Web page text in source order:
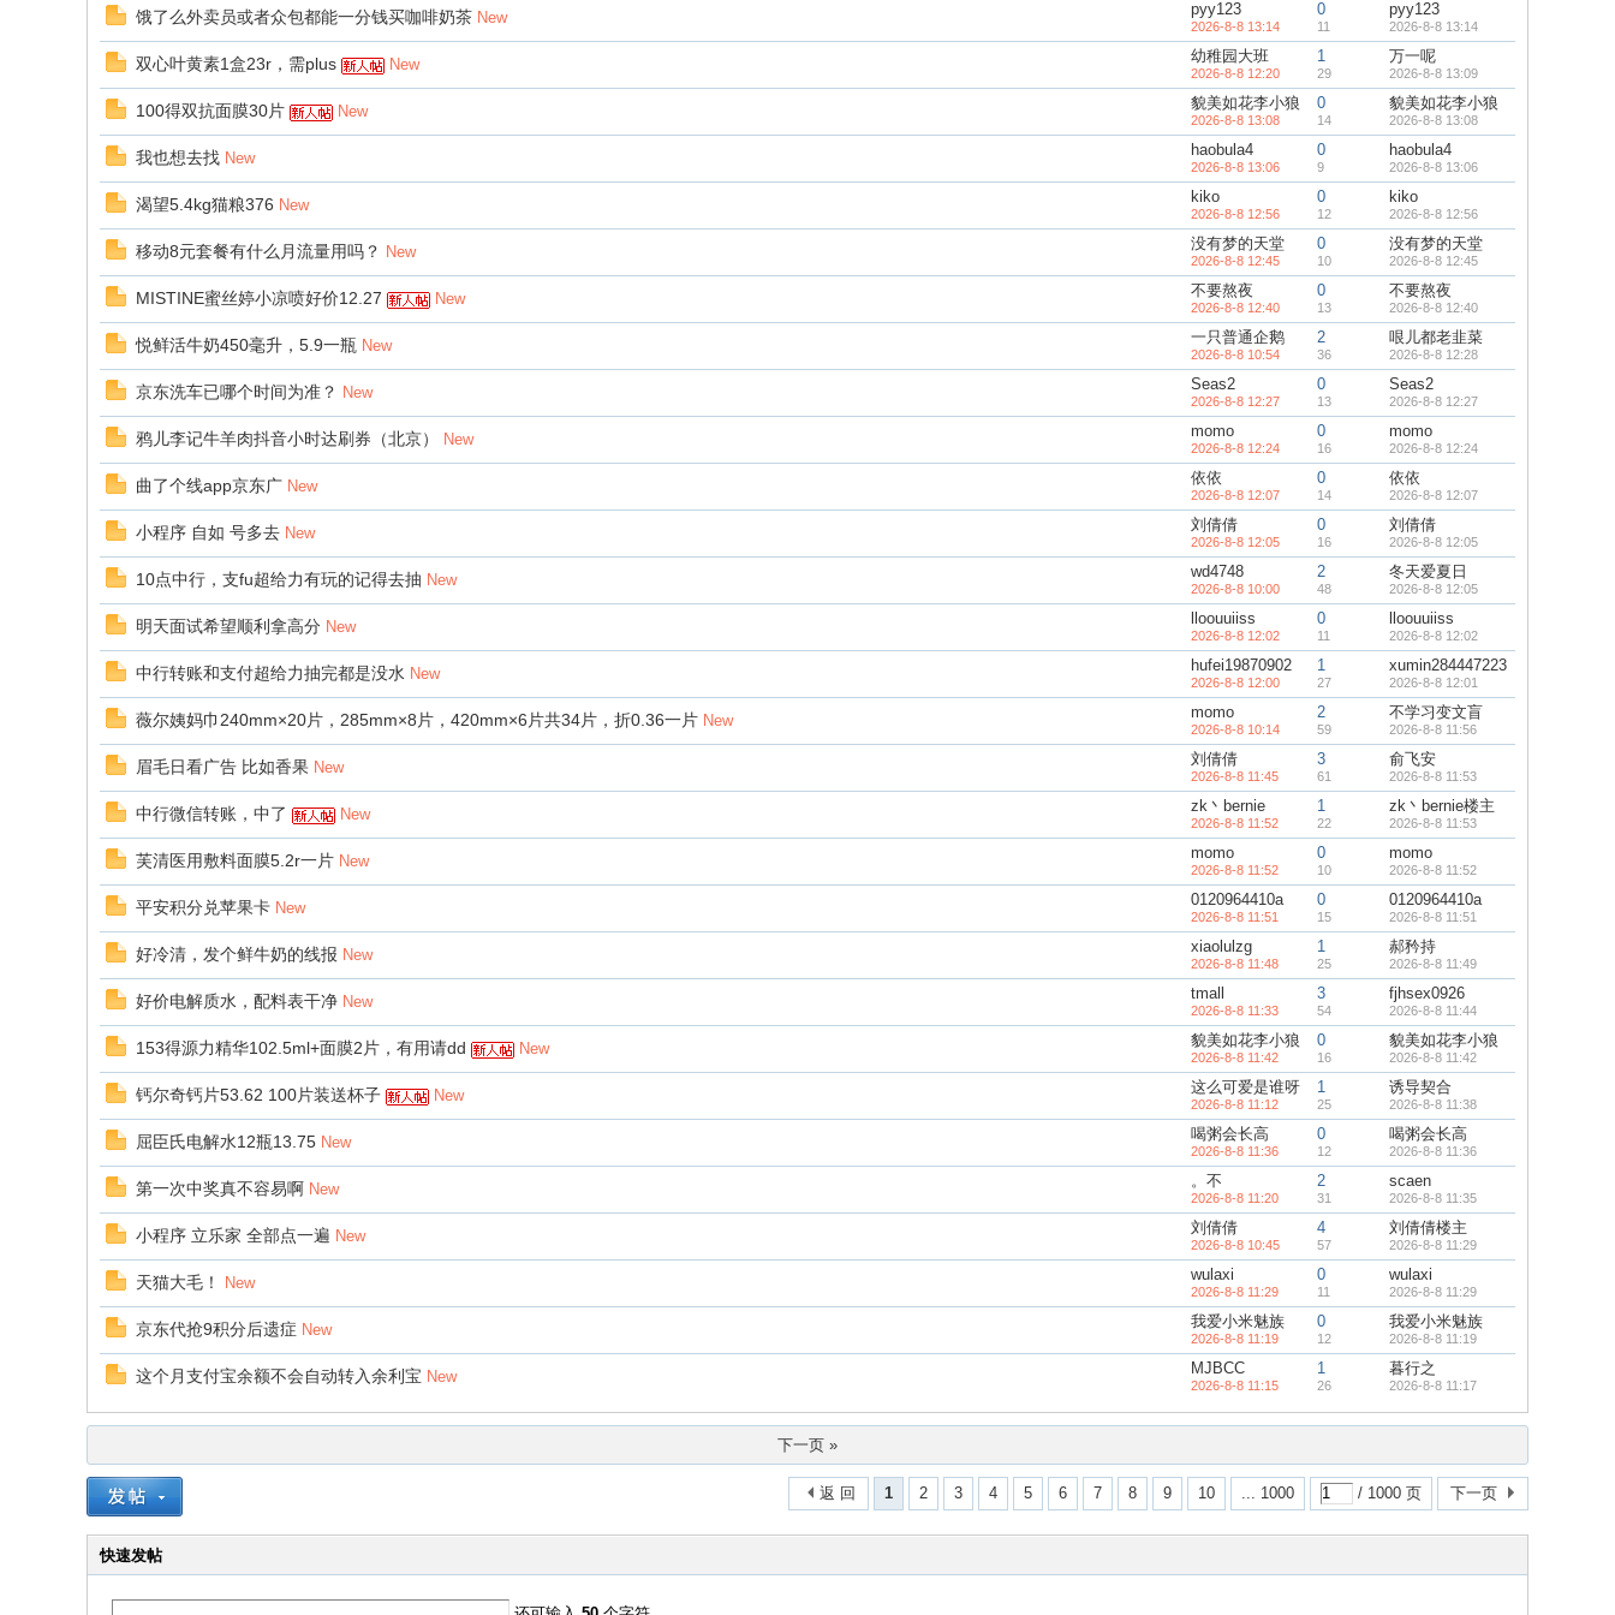
饿了么外卖员或者众包都能一分钱买咖啡奶茶 New pyy123
2026-8-8 13:14
0
11
pyy123
2026-8-8 13:14
双心叶黄素1盒23r，需plus New 幼稚园大班
2026-8-8 12:20
1
29
万一呢
2026-8-8 13:09
100得双抗面膜30片 New 貌美如花李小狼
2026-8-8 13:08
0
14
貌美如花李小狼
2026-8-8 13:08
我也想去找 New haobula4
2026-8-8 13:06
0
9
haobula4
2026-8-8 13:06
渴望5.4kg猫粮376 New kiko
2026-8-8 12:56
0
12
kiko
2026-8-8 12:56
移动8元套餐有什么月流量用吗？ New 没有梦的天堂
2026-8-8 12:45
0
10
没有梦的天堂
2026-8-8 12:45
MISTINE蜜丝婷小凉喷好价12.27 New 不要熬夜
2026-8-8 12:40
0
13
不要熬夜
2026-8-8 12:40
悦鲜活牛奶450毫升，5.9一瓶 New 一只普通企鹅
2026-8-8 10:54
2
36
哏儿都老韭菜
2026-8-8 12:28
京东洗车已哪个时间为准？ New Seas2
2026-8-8 12:27
0
13
Seas2
2026-8-8 12:27
鸦儿李记牛羊肉抖音小时达刷券（北京） New momo
2026-8-8 12:24
0
16
momo
2026-8-8 12:24
曲了个线app京东广 New 依依
2026-8-8 12:07
0
14
依依
2026-8-8 12:07
小程序 自如 号多去 New 刘倩倩
2026-8-8 12:05
0
16
刘倩倩
2026-8-8 12:05
10点中行，支fu超给力有玩的记得去抽 New wd4748
2026-8-8 10:00
2
48
冬天爱夏日
2026-8-8 12:05
明天面试希望顺利拿高分 New lloouuiiss
2026-8-8 12:02
0
11
lloouuiiss
2026-8-8 12:02
中行转账和支付超给力抽完都是没水 New hufei19870902
2026-8-8 12:00
1
27
xumin284447223
2026-8-8 12:01
薇尔姨妈巾240mm×20片，285mm×8片，420mm×6片共34片，折0.36一片 New momo
2026-8-8 10:14
2
59
不学习变文盲
2026-8-8 11:56
眉毛日看广告 比如香果 New 刘倩倩
2026-8-8 11:45
3
61
俞飞安
2026-8-8 11:53
中行微信转账，中了 New zk丶bernie
2026-8-8 11:52
1
22
zk丶bernie楼主
2026-8-8 11:53
芙清医用敷料面膜5.2r一片 New momo
2026-8-8 11:52
0
10
momo
2026-8-8 11:52
平安积分兑苹果卡 New 0120964410a
2026-8-8 11:51
0
15
0120964410a
2026-8-8 11:51
好冷清，发个鲜牛奶的线报 New xiaolulzg
2026-8-8 11:48
1
25
郝矜持
2026-8-8 11:49
好价电解质水，配料表干净 New tmall
2026-8-8 11:33
3
54
fjhsex0926
2026-8-8 11:44
153得源力精华102.5ml+面膜2片，有用请dd New 貌美如花李小狼
2026-8-8 11:42
0
16
貌美如花李小狼
2026-8-8 11:42
钙尔奇钙片53.62 100片装送杯子 New 这么可爱是谁呀
2026-8-8 11:12
1
25
诱导契合
2026-8-8 11:38
屈臣氏电解水12瓶13.75 New 喝粥会长高
2026-8-8 11:36
0
12
喝粥会长高
2026-8-8 11:36
第一次中奖真不容易啊 New 。不
2026-8-8 11:20
2
31
scaen
2026-8-8 11:35
小程序 立乐家 全部点一遍 New 刘倩倩
2026-8-8 10:45
4
57
刘倩倩楼主
2026-8-8 11:29
天猫大毛！ New wulaxi
2026-8-8 11:29
0
11
wulaxi
2026-8-8 11:29
京东代抢9积分后遗症 New 我爱小米魅族
2026-8-8 11:19
0
12
我爱小米魅族
2026-8-8 11:19
这个月支付宝余额不会自动转入余利宝 New MJBCC
2026-8-8 11:15
1
26
暮行之
2026-8-8 11:17
下一页 »
1 2 3 4 5 6 7 8 9 10 ... 1000 / 1000 页 下一页
返 回
快速发帖